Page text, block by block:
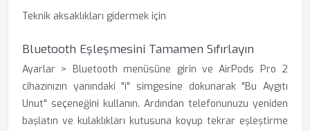
Teknik aksaklıkları gidermek için
Bluetooth Eşleşmesini Tamamen Sıfırlayın
Ayarlar > Bluetooth menüsüne girin ve AirPods Pro 2
cihazınızın yanındaki "i" simgesine dokunarak "Bu Aygıtı
Unut" seçeneğini kullanın. Ardından telefonunuzu yeniden
başlatın ve kulaklıkları kutusuna koyup tekrar eşleştirme